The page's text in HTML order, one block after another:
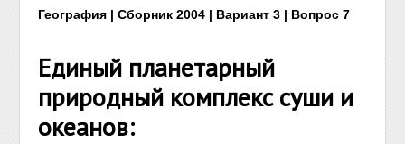
География | Сборник 2004 | Вариант 3 | Вопрос 7
Единый планетарный
природный комплекс суши и
океанов: